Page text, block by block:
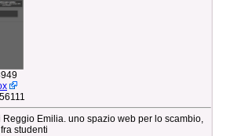
Emilia. uno spazio web per lo scambio,
studenti